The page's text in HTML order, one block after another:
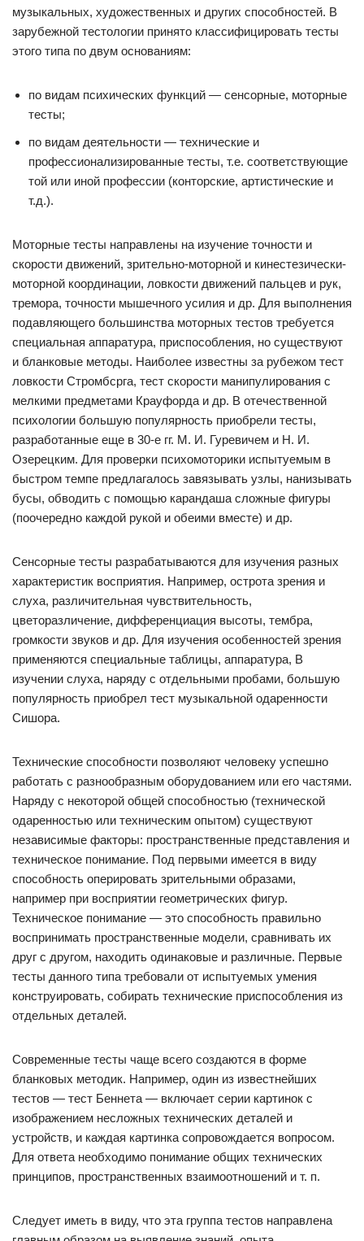
музыкальных, художественных и других способностей. В
зарубежной тестологии принято классифицировать тесты
этого типа по двум основаниям:
по видам психических функций — сенсорные, моторные
тесты;
по видам деятельности — технические и
профессионализированные тесты, т.е. соответствующие
той или иной профессии (конторские, артистические и
т.д.).
Моторные тесты направлены на изучение точности и
скорости движений, зрительно-моторной и кинестезически-
моторной координации, ловкости движений пальцев и рук,
тремора, точности мышечного усилия и др. Для выполнения
подавляющего большинства моторных тестов требуется
специальная аппаратура, приспособления, но существуют
и бланковые методы. Наиболее известны за рубежом тест
ловкости Стромбсрга, тест скорости манипулирования с
мелкими предметами Крауфорда и др. В отечественной
психологии большую популярность приобрели тесты,
разработанные еще в 30-е гг. М. И. Гуревичем и Н. И.
Озерецким. Для проверки психомоторики испытуемым в
быстром темпе предлагалось завязывать узлы, нанизывать
бусы, обводить с помощью карандаша сложные фигуры
(поочередно каждой рукой и обеими вместе) и др.
Сенсорные тесты разрабатываются для изучения разных
характеристик восприятия. Например, острота зрения и
слуха, различительная чувствительность,
цветоразличение, дифференциация высоты, тембра,
громкости звуков и др. Для изучения особенностей зрения
применяются специальные таблицы, аппаратура, В
изучении слуха, наряду с отдельными пробами, большую
популярность приобрел тест музыкальной одаренности
Сишора.
Технические способности позволяют человеку успешно
работать с разнообразным оборудованием или его частями.
Наряду с некоторой общей способностью (технической
одаренностью или техническим опытом) существуют
независимые факторы: пространственные представления и
техническое понимание. Под первыми имеется в виду
способность оперировать зрительными образами,
например при восприятии геометрических фигур.
Техническое понимание — это способность правильно
воспринимать пространственные модели, сравнивать их
друг с другом, находить одинаковые и различные. Первые
тесты данного типа требовали от испытуемых умения
конструировать, собирать технические приспособления из
отдельных деталей.
Современные тесты чаще всего создаются в форме
бланковых методик. Например, один из известнейших
тестов — тест Беннета — включает серии картинок с
изображением несложных технических деталей и
устройств, и каждая картинка сопровождается вопросом.
Для ответа необходимо понимание общих технических
принципов, пространственных взаимоотношений и т. п.
Следует иметь в виду, что эта группа тестов направлена